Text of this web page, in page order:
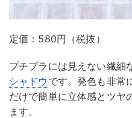
定価：580円（税抜）
プチプラには見えない繊細
シャドウ です。発色も非常
だけで簡単に立体感とツヤ
ます。